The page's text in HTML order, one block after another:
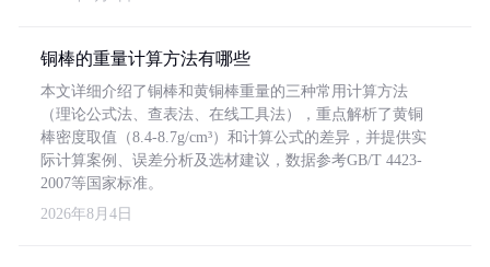
铜棒的重量计算方法有哪些
本文详细介绍了铜棒和黄铜棒重量的三种常用计算方法
（理论公式法、查表法、在线工具法），重点解析了黄铜
棒密度取值（8.4-8.7g/cm³）和计算公式的差异，并提供实
际计算案例、误差分析及选材建议，数据参考GB/T 4423-
2007等国家标准。
2026年8月4日